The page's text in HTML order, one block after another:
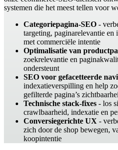
systemen die het meest tellen voor
Categoriepagina-SEO -
targeting, paginarelevantie en
met commerciële intentie
Optimalisatie van
zoekrelevantie en
ondersteunt
SEO voor gefacetteerde
indexatieverspilling en help
gefilterde pagina’s
Technische stack-fixes - los
crawlbaarheid, indexatie en
Conversiegerichte UX -
zich door de shop bewegen,
koopintentie